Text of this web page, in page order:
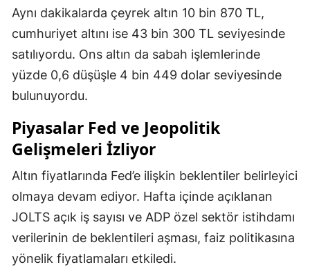
Aynı dakikalarda çeyrek altın 10 bin 870 TL,
cumhuriyet altını ise 43 bin 300 TL seviyesinde
satılıyordu. Ons altın da sabah işlemlerinde
yüzde 0,6 düşüşle 4 bin 449 dolar seviyesinde
bulunuyordu.
Piyasalar Fed ve Jeopolitik
Gelişmeleri İzliyor
Altın fiyatlarında Fed’e ilişkin beklentiler belirleyici
olmaya devam ediyor. Hafta içinde açıklanan
JOLTS açık iş sayısı ve ADP özel sektör istihdamı
verilerinin de beklentileri aşması, faiz politikasına
yönelik fiyatlamaları etkiledi.